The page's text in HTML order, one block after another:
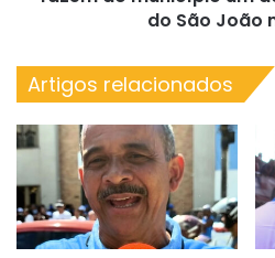
destinos
do
São
João
Bahia
do São João
Artigos relacionados